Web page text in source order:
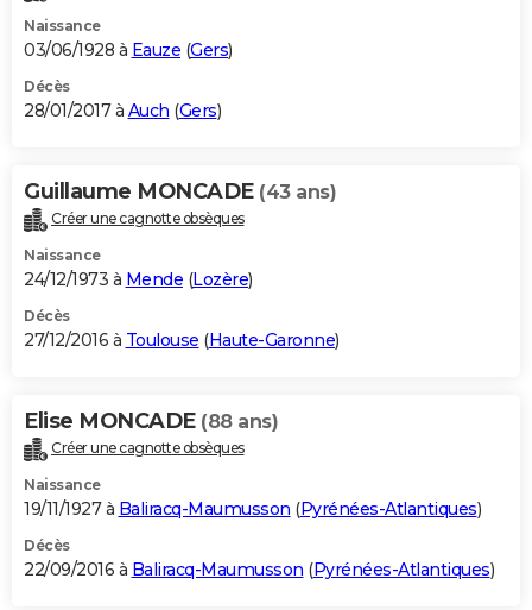
Naissance
03/06/1928 à Eauze (Gers)
Décès
28/01/2017 à Auch (Gers)
Guillaume MONCADE (43 ans)
Créer une cagnotte obsèques
Naissance
24/12/1973 à Mende (Lozère)
Décès
27/12/2016 à Toulouse (Haute-Garonne)
Elise MONCADE (88 ans)
Créer une cagnotte obsèques
Naissance
19/11/1927 à Baliracq-Maumusson (Pyrénées-Atlantiques)
Décès
22/09/2016 à Baliracq-Maumusson (Pyrénées-Atlantiques)